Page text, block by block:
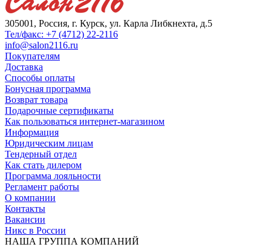
305001, Россия, г. Курск, ул. Карла Либкнехта, д.5
Тел/факс: +7 (4712) 22-2116
info@salon2116.ru
Покупателям
Доставка
Способы оплаты
Бонусная программа
Возврат товара
Подарочные сертификаты
Как пользоваться интернет-магазином
Информация
Юридическим лицам
Тендерный отдел
Как стать дилером
Программа лояльности
Регламент работы
О компании
Контакты
Вакансии
Никс в России
НАША ГРУППА КОМПАНИЙ